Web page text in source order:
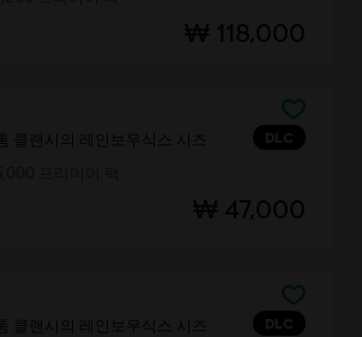
₩ 118,000
DLC
톰 클랜시의 레인보우식스 시즈
₩ 47,000
DLC
톰 클랜시의 레인보우식스 시즈